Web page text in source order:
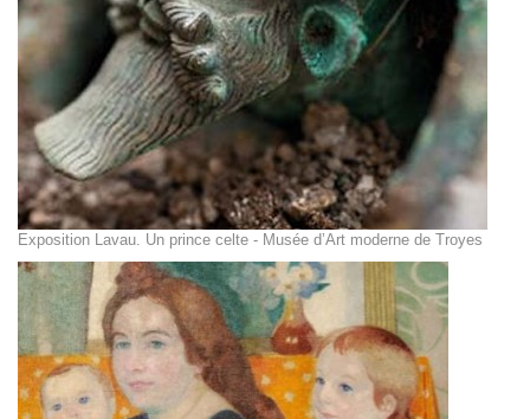
Exposition Lavau. Un prince celte - Musée d’Art moderne de Troyes